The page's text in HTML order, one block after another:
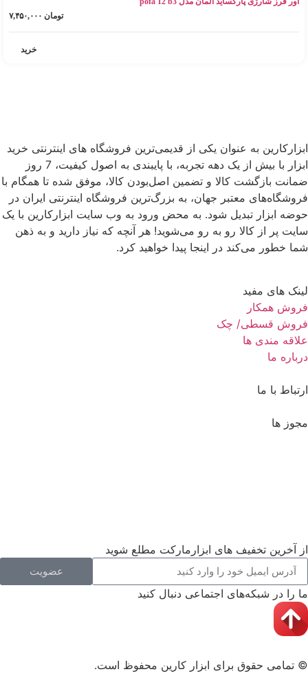
تومان
خرید
ابزارکارین به عنوان یکی از قدیمی‌ترین فروشگاه های اینترنتی خرید
ابزار با بیش از یک دهه تجربه، با پایبندی به اصول کیفیت، 7 روز
ضمانت بازگشت کالا و تضمین اصل‌بودن کالا، موفق شده تا همگام با
فروشگاه‌های معتبر جهان، به بزرگ‌ترین فروشگاه اینترنتی ایران در
حوضه ابزار تبدیل شود. به محض ورود به وب سایت ابزارکارین با یک
سایت پر از کالا رو به رو می‌شوید! هر آنچه که نیاز دارید و به ذهن
شما خطور می‌کند در اینجا پیدا خواهید کرد.
لینک های مفید
فروش همکار
فروش قسطی/ چک
علاقه مندی ها
درباره ما
ارتباط با ما
مجوز ها
از آخرین تخفیف های ابزارمارکت مطلع شوید
عضویت
ما را در شبکه‌های اجتماعی دنبال کنید
© تمامی حقوق برای ابزار کارین محفوظ است.